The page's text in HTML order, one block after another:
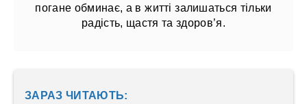
погане обминає, а в житті залишаться тільки
радість, щастя та здоров’я.
ЗАРАЗ ЧИТАЮТЬ: